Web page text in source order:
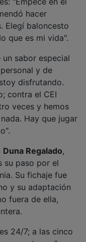
hacer
baloncesto
que es mi vida".
y de
disfrutando.
contra el CEI
veces y hemos
Hay que jugar
su paso por el
Su fichaje fue
y su adaptación
fuera de ella,
para entrenar",